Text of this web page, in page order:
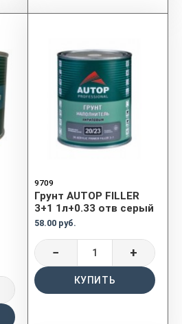
9709
Грунт AUTOP FILLER
3+1 1л+0.33 отв серый
58.00 руб.
− +
КУПИТЬ